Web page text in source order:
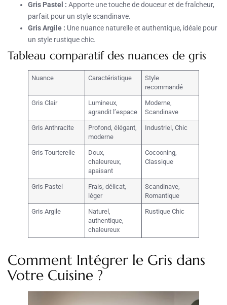
Gris Pastel : Apporte une touche de douceur et de fraîcheur,
parfait pour un style scandinave.
Gris Argile : Une nuance naturelle et authentique, idéale pour
un style rustique chic.
Tableau comparatif des nuances de gris
Nuance Caractéristique
Style
recommandé
Gris Clair
Lumineux,
agrandit l’espace
Moderne,
Scandinave
Gris Anthracite
Profond, élégant,
moderne
Industriel, Chic
Gris Tourterelle
Doux,
chaleureux,
apaisant
Cocooning,
Classique
Gris Pastel
Frais, délicat,
léger
Scandinave,
Romantique
Gris Argile
Naturel,
authentique,
chaleureux
Rustique Chic
Comment Intégrer le Gris dans
Votre Cuisine ?